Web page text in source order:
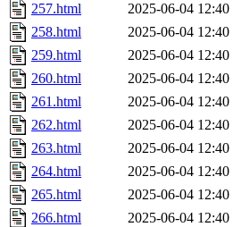
257.html
2025-06-04 12:40
258.html
2025-06-04 12:40
259.html
2025-06-04 12:40
260.html
2025-06-04 12:40
261.html
2025-06-04 12:40
262.html
2025-06-04 12:40
263.html
2025-06-04 12:40
264.html
2025-06-04 12:40
265.html
2025-06-04 12:40
266.html
2025-06-04 12:40